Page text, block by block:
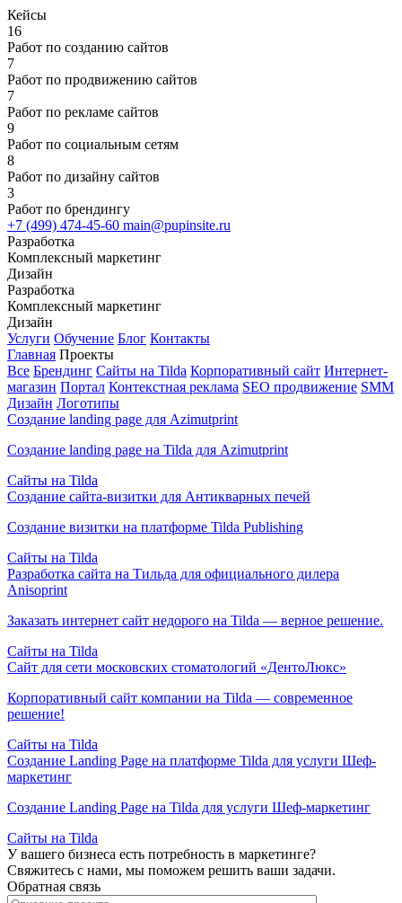
Кейсы
16
Работ по созданию сайтов
7
Работ по продвижению сайтов
7
Работ по рекламе сайтов
9
Работ по социальным сетям
8
Работ по дизайну сайтов
3
Работ по брендингу
+7 (499) 474-45-60 main@pupinsite.ru
Разработка
Комплексный маркетинг
Дизайн
Разработка
Комплексный маркетинг
Дизайн
Услуги Обучение Блог Контакты
Главная Проекты
Все Брендинг Сайты на Tilda Корпоративный сайт Интернет-
магазин Портал Контекстная реклама SEO продвижение SMM
Дизайн Логотипы
Создание landing page для Azimutprint
Создание landing page на Tilda для Azimutprint
Сайты на Tilda
Создание сайта-визитки для Антикварных печей
Создание визитки на платформе Tilda Publishing
Сайты на Tilda
Разработка сайта на Тильда для официального дилера
Anisoprint
Заказать интернет сайт недорого на Tilda — верное решение.
Сайты на Tilda
Сайт для сети московских стоматологий «ДентоЛюкс»
Корпоративный сайт компании на Tilda — современное
решение!
Сайты на Tilda
Создание Landing Page на платформе Tilda для услуги Шеф-
маркетинг
Создание Landing Page на Tilda для услуги Шеф-маркетинг
Сайты на Tilda
У вашего бизнеса есть потребность в маркетинге?
Свяжитесь с нами, мы поможем решить ваши задачи.
Обратная связь